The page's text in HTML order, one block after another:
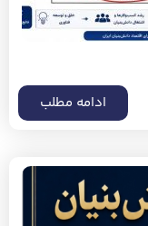
ادامه مطلب